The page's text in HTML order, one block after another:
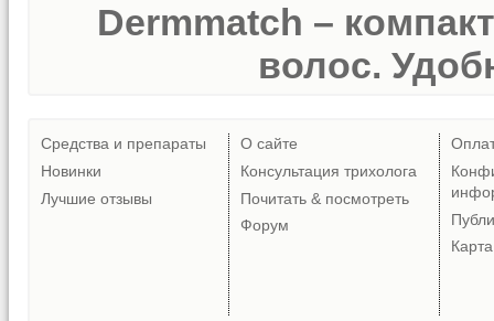
Dermmatch –
волос.
Средства и препараты
Новинки
Лучшие отзывы
О сайте
Консультация трихолога
Почитать & посмотреть
Форум